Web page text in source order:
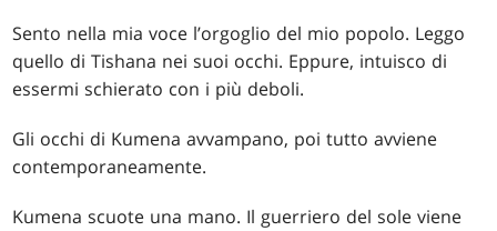
Sento nella mia voce l’orgoglio del mio popolo. Leggo
quello di Tishana nei suoi occhi. Eppure, intuisco di
essermi schierato con i più deboli.
Gli occhi di Kumena avvampano, poi tutto avviene
contemporaneamente.
Kumena scuote una mano. Il guerriero del sole viene